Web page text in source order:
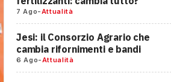
7 Ago-Attualità
Jesi: il Consorzio Agrario che
cambia rifornimenti e bandi
6 Ago-Attualità